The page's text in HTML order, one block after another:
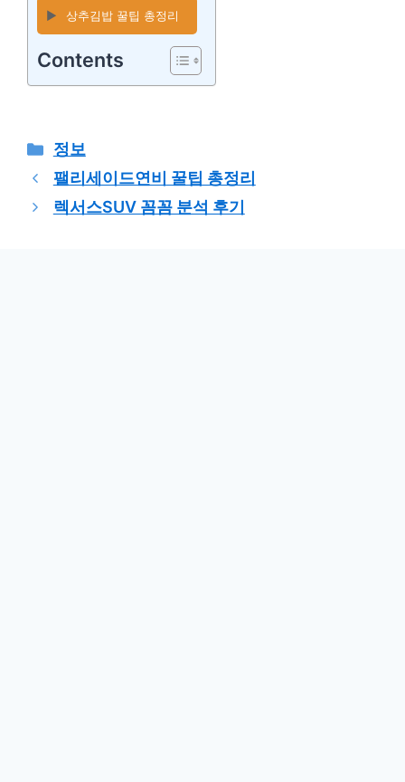
▶️ 상추김밥 꿀팁 총정리
Contents
카
테
고
리
정보
팰리세이드연비 꿀팁 총정리
렉서스SUV 꼼꼼 분석 후기